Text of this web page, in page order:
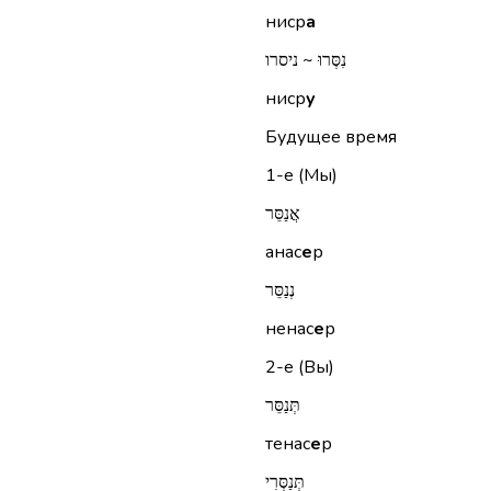
нисра
נִסְּרוּ ~ ניסרו
нисру
Будущее время
1-е (Мы)
אֲנַסֵּר
анасер
נְנַסֵּר
ненасер
2-е (Вы)
תְּנַסֵּר
тенасер
תְּנַסְּרִי